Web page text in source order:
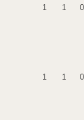
1 1 0
1 1 0